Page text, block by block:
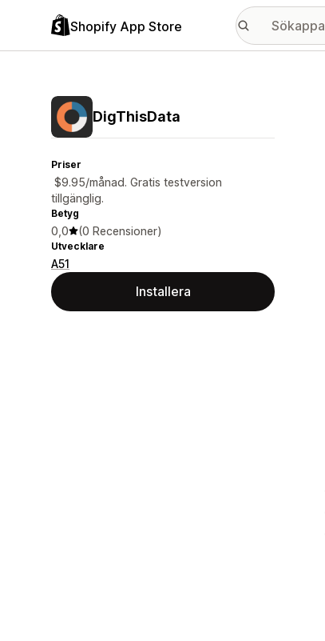
Shopify App Store
DigThisData
Priser
$9.95/månad. Gratis testversion
tillgänglig.
Betyg
0,0 (0 Recensioner)
Utvecklare
A51
Installera